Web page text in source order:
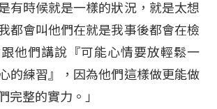
有時候就是一樣的狀況，就是太想
都會叫他們在就是我事後都會在檢
他們講說『可能心情要放輕鬆一
的練習』，因為他們這樣做更能做
完整的實力。」